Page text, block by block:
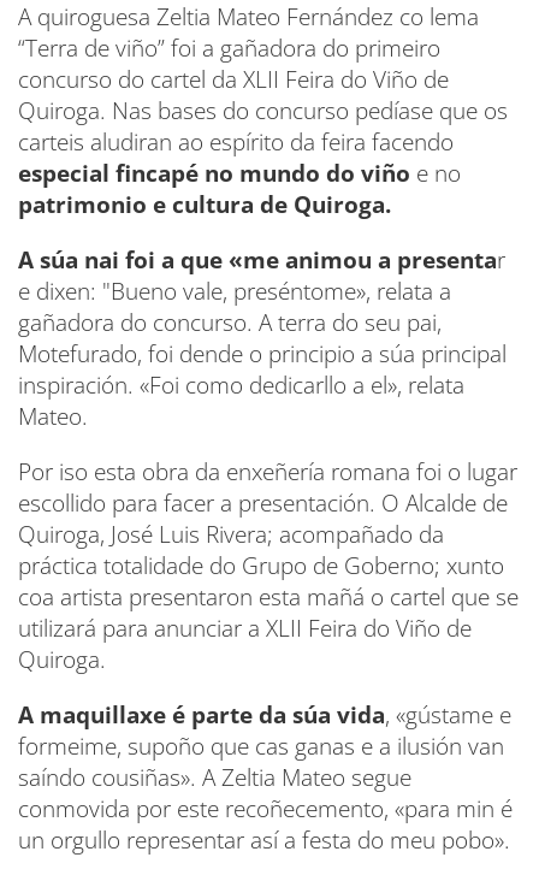
A quiroguesa Zeltia Mateo Fernández co lema
“Terra de viño” foi a gañadora do primeiro
concurso do cartel da XLII Feira do Viño de
Quiroga. Nas bases do concurso pedíase que os
carteis aludiran ao espírito da feira facendo
especial fincapé no mundo do viño e no
patrimonio e cultura de Quiroga.
A súa nai foi a que «me animou a presentar
e dixen: "Bueno vale, preséntome», relata a
gañadora do concurso. A terra do seu pai,
Motefurado, foi dende o principio a súa principal
inspiración. «Foi como dedicarllo a el», relata
Mateo.
Por iso esta obra da enxeñería romana foi o lugar
escollido para facer a presentación. O Alcalde de
Quiroga, José Luis Rivera; acompañado da
práctica totalidade do Grupo de Goberno; xunto
coa artista presentaron esta mañá o cartel que se
utilizará para anunciar a XLII Feira do Viño de
Quiroga.
A maquillaxe é parte da súa vida, «gústame e
formeime, supoño que cas ganas e a ilusión van
saíndo cousiñas». A Zeltia Mateo segue
conmovida por este recoñecemento, «para min é
un orgullo representar así a festa do meu pobo».